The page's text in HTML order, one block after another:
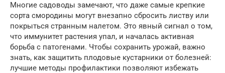
Многие садоводы замечают, что даже самые крепкие
сорта смородины могут внезапно сбросить листву или
покрыться странным налетом. Это явный сигнал о том,
что иммунитет растения упал, и началась активная
борьба с патогенами. Чтобы сохранить урожай, важно
знать, как защитить плодовые кустарники от болезней:
лучшие методы профилактики позволяют избежать